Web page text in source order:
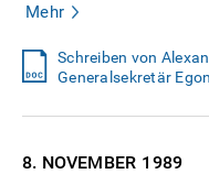
Mehr
Schreiben von
Generalsekretär
8. NOVEMBER 1989